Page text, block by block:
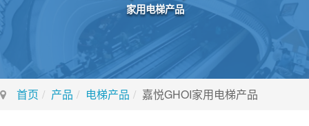
家用电梯产品
首页 产品 电梯产品 嘉悦GHOI家用电梯产品